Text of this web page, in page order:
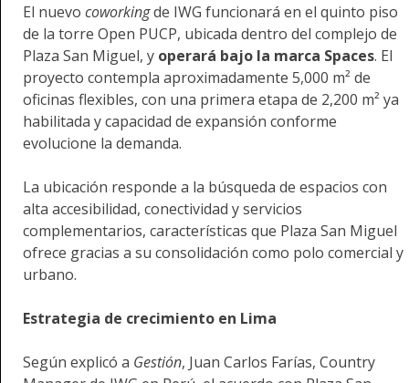
El nuevo coworkingde IWG funcionará en el quinto piso
de la torre Open PUCP, ubicada dentro del complejo de
Plaza San Miguel, y operará bajo la marca Spaces. El
proyecto contempla aproximadamente 5,000 m² de
oficinas flexibles, con una primera etapa de 2,200 m² ya
habilitada y capacidad de expansión conforme
evolucione la demanda.
La ubicación responde a la búsqueda de espacios con
alta accesibilidad, conectividad y servicios
complementarios, características que Plaza San Miguel
ofrece gracias a su consolidación como polo comercial y
urbano.
Estrategia de crecimiento en Lima
Según explicó a Gestión, Juan Carlos Farías, Country